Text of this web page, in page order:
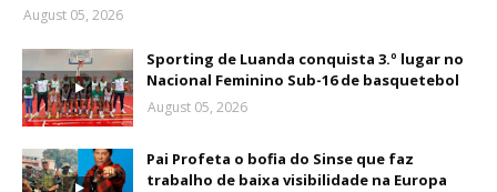
August 05, 2026
Sporting de Luanda conquista 3.º lugar no
Nacional Feminino Sub-16 de basquetebol
August 05, 2026
Pai Profeta o bofia do Sinse que faz
trabalho de baixa visibilidade na Europa